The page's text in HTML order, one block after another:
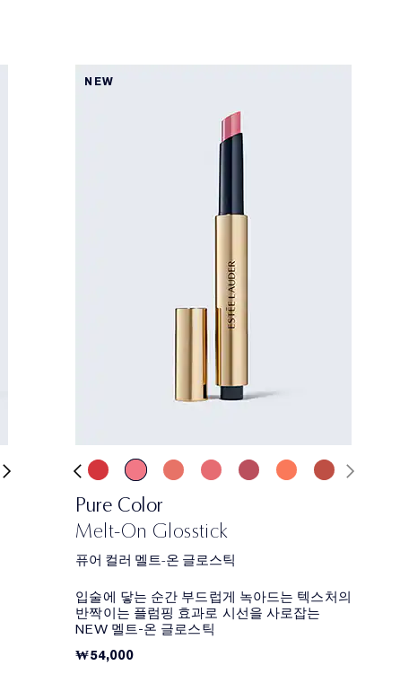
NEW
Pure Color
Melt-On Glosstick
퓨어 컬러 멜트-온 글로스틱
입술에 닿는 순간 부드럽게 녹아드는 텍스처의
반짝이는 플럼핑 효과로 시선을 사로잡는
NEW 멜트-온 글로스틱
₩54,000